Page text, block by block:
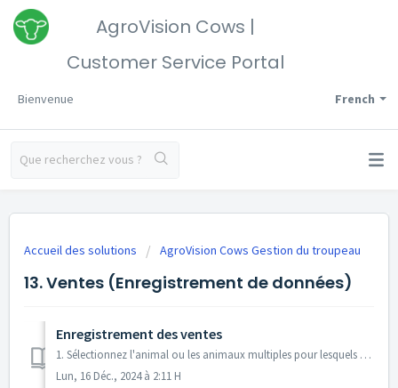
AgroVision Cows |
Customer Service Portal
French
Bienvenue
Accueil des solutions AgroVision Cows Gestion du troupeau
13. Ventes (Enregistrement de données)
Enregistrement des ventes
1. Sélectionnez l'animal ou les animaux multiples pour lesquels vous voulez entrer un vente. L'écran s'ouvre automatiquement sur Attention Ani...
Lun, 16 Déc., 2024 à 2:11 H